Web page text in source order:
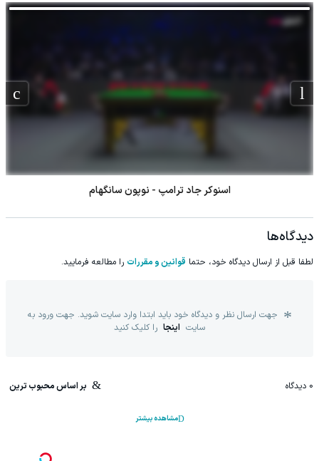
اسنوکر جاد ترامپ - نوپون سانگهام
دیدگاه‌ها
لطفا قبل از ارسال دیدگاه خود، حتما قوانین و مقررات را مطالعه فرمایید.
جهت ارسال نظر و دیدگاه خود باید ابتدا وارد سایت شوید. جهت ورود به
سایت اینجا را کلیک کنید
0 دیدگاه بر اساس محبوب ترین
مشاهده بیشتر